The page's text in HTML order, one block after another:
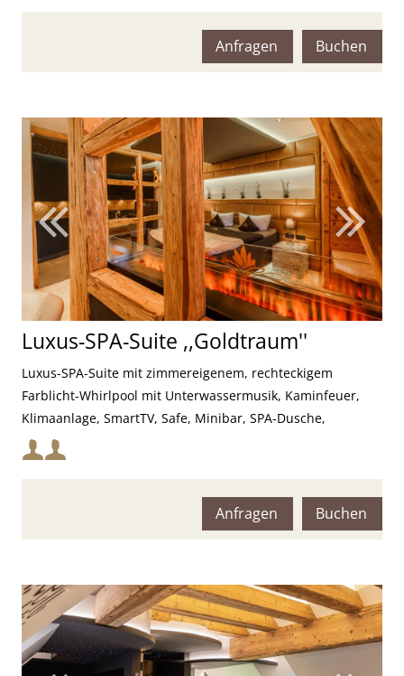
Buchen
Anfragen
Luxus-SPA-Suite ,,Goldtraum''
Luxus-SPA-Suite mit zimmereigenem, rechteckigem
Farblicht-Whirlpool mit Unterwassermusik, Kaminfeuer,
Klimaanlage, SmartTV, Safe, Minibar, SPA-Dusche,
Farblichttherapie und Infrarot-Lounge
Mindestbelegung:
Buchen
Anfragen